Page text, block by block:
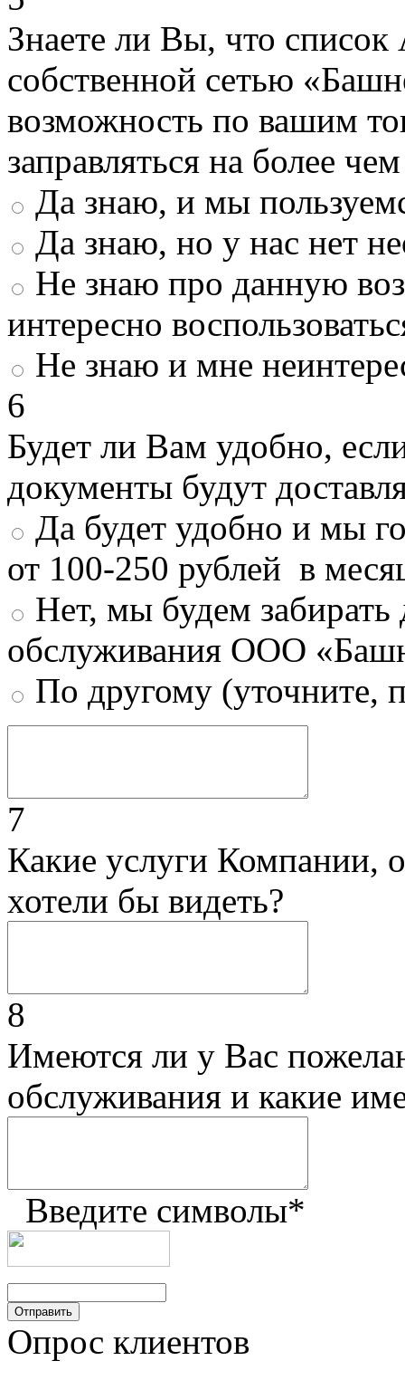
Знаете ли Вы, что
собственной сетью
возможность по вашим
заправляться на более
Да знаю, и мы
Да знаю, но у нас нет
Не знаю про данную
интересно
Не знаю и мне
6
Будет ли Вам удобно,
документы будут
Да будет удобно и мы
от 100-250 рублей в
Нет, мы будем
обслуживания ООО
По другому (уточните,
7
Какие услуги Компании,
хотели бы видеть?
8
Имеются ли у Вас
обслуживания и какие
Введите символы*
Опрос клиентов